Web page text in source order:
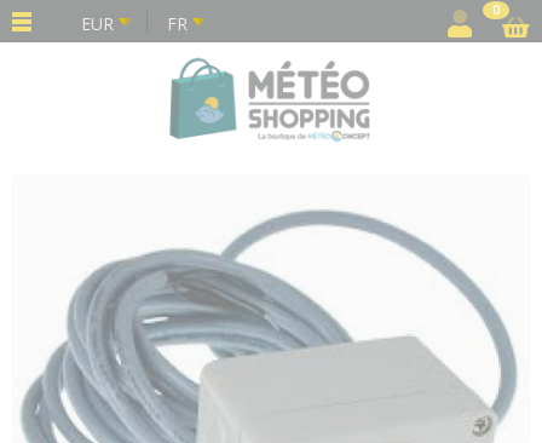
EUR FR
0
Panneau de gestion des cookies